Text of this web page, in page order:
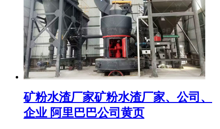
矿粉水渣厂家矿粉水渣厂家、公司、
企业 阿里巴巴公司黄页